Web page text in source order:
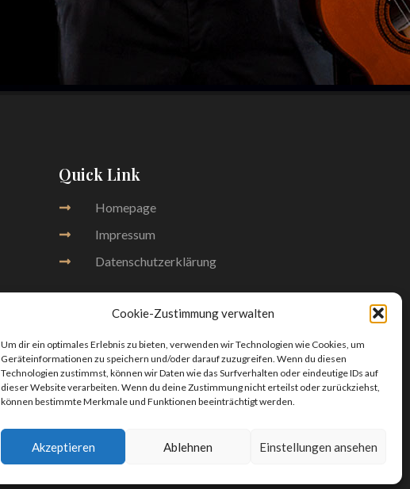
Cookie-Zustimmung verwalten
Um dir ein optimales Erlebnis zu bieten, verwenden wir Technologien wie Cookies, um
Geräteinformationen zu speichern und/oder darauf zuzugreifen. Wenn du diesen
Technologien zustimmst, können wir Daten wie das Surfverhalten oder eindeutige IDs auf
dieser Website verarbeiten. Wenn du deine Zustimmung nicht erteilst oder zurückziehst,
können bestimmte Merkmale und Funktionen beeinträchtigt werden.
Akzeptieren Ablehnen Einstellungen ansehen
Quick Link
Homepage
Impressum
Datenschutzerklärung